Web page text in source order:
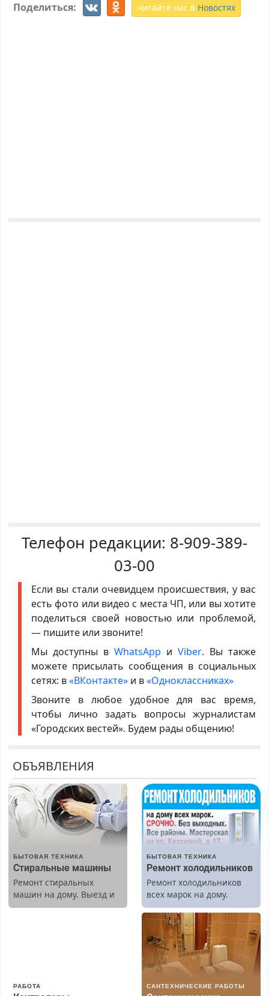
Поделиться: читайте нас в Новостях
Телефон редакции: 8-909-389-
03-00
Если вы стали очевидцем происшествия, у вас
есть фото или видео с места ЧП, или вы хотите
поделиться своей новостью или проблемой,
— пишите или звоните!
Мы доступны в WhatsApp иViber. Вы также
можете присылать сообщения в социальных
сетях: в«ВКонтакте»и в«Одноклассниках»
Звоните в любое удобное для вас время,
чтобы лично задать вопросы журналистам
«Городских вестей». Будем рады общению!
ОБЪЯВЛЕНИЯ
БЫТОВАЯ ТЕХНИКА
Стиральные машины
Ремонт стиральных
машин на дому. Выезд и
диагностика бесплатно.
БЫТОВАЯ ТЕХНИКА
Ремонт холодильников
Ремонт холодильников
всех марок на дому.
РАБОТА САНТЕХНИЧЕСКИЕ РАБОТЫ